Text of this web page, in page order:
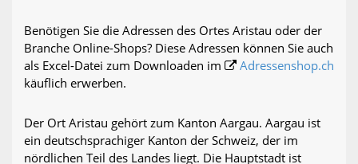
Benötigen Sie die Adressen des Ortes Aristau oder der
Branche Online-Shops? Diese Adressen können Sie auch
als Excel-Datei zum Downloaden im
Adressenshop.ch
käuflich erwerben.
Der Ort Aristau gehört zum Kanton Aargau. Aargau ist
ein deutschsprachiger Kanton der Schweiz, der im
nördlichen Teil des Landes liegt. Die Hauptstadt ist